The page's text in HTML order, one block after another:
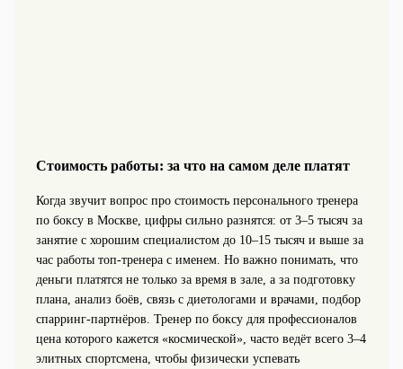
Стоимость работы: за что на самом деле платят
Когда звучит вопрос про стоимость персонального тренера
по боксу в Москве, цифры сильно разнятся: от 3–5 тысяч за
занятие с хорошим специалистом до 10–15 тысяч и выше за
час работы топ‑тренера с именем. Но важно понимать, что
деньги платятся не только за время в зале, а за подготовку
плана, анализ боёв, связь с диетологами и врачами, подбор
спарринг‑партнёров. Тренер по боксу для профессионалов
цена которого кажется «космической», часто ведёт всего 3–4
элитных спортсмена, чтобы физически успевать